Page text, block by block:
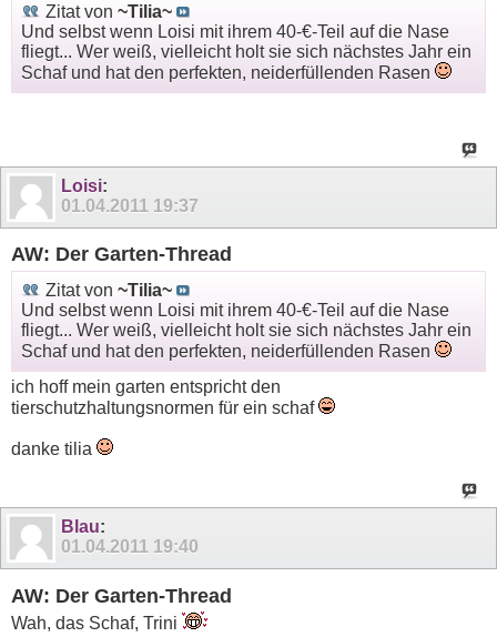
Zitat von ~Tilia~
Und selbst wenn Loisi mit ihrem 40-€-Teil auf die Nase
fliegt... Wer weiß, vielleicht holt sie sich nächstes Jahr ein
Schaf und hat den perfekten, neiderfüllenden Rasen
Loisi:
01.04.2011 19:37
AW: Der Garten-Thread
Zitat von ~Tilia~
Und selbst wenn Loisi mit ihrem 40-€-Teil auf die Nase
fliegt... Wer weiß, vielleicht holt sie sich nächstes Jahr ein
Schaf und hat den perfekten, neiderfüllenden Rasen
ich hoff mein garten entspricht den
tierschutzhaltungsnormen für ein schaf
danke tilia
Blau:
01.04.2011 19:40
AW: Der Garten-Thread
Wah, das Schaf, Trini